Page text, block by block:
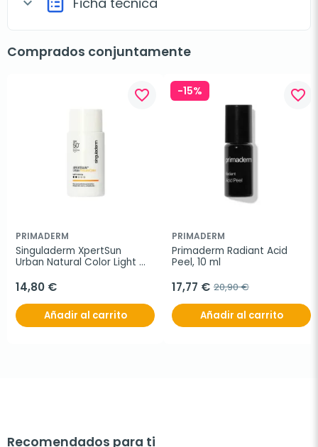
Comprados conjuntamente
favorite_border
PRIMADERM
Singuladerm XpertSun
Urban Natural Color Light
14,80 €
Añadir al carrito
-15% favorite_border
PRIMADERM
Primaderm Radiant Acid
Peel, 10 ml
17,77 € 20,90 €
Añadir al carrito
Recomendados para ti